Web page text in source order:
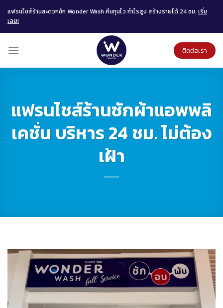
content
แฟรนไชส์ร้านสะดวกซัก Wonder Wash คืนทุนไว กำไรสูง สร้างรายได้ 24 ชม. เริ่ม
เลย!
ติดต่อเรา
แฟรนไชส์ร้านซักผ้าแอพพลิ
เคชั่น บริหาร 24 ชม. ไม่ต้อง
เฝ้า